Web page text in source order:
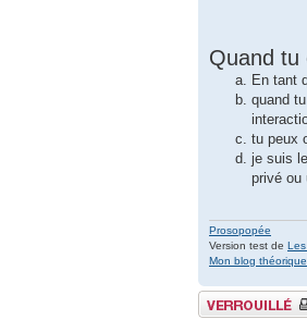
Quand tu
En tant
quand
tu peux
je suis
privé ou
Prosopopée
Version test de
Mon blog théorique
Sujet verrouillé